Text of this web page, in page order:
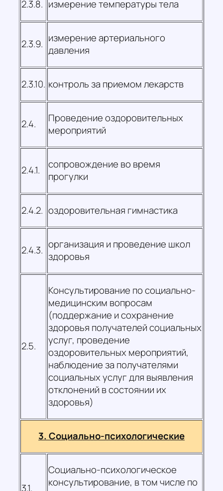
2.3.8. измерение температуры тела
2.3.9. измерение артериального
давления
2.3.10. контроль за приемом лекарств
2.4.
Проведение оздоровительных
мероприятий
2.4.1.
сопровождение во время
прогулки
2.4.2. оздоровительная гимнастика
2.4.3. организация и проведение школ
здоровья
2.5.
Консультирование по социально-
медицинским вопросам
(поддержание и сохранение
здоровья получателей социальных
услуг, проведение
оздоровительных мероприятий,
наблюдение за получателями
социальных услуг для выявления
отклонений в состоянии их
здоровья)
3. Социально-психологические
3.1.
Социально-психологическое
консультирование, в том числе по